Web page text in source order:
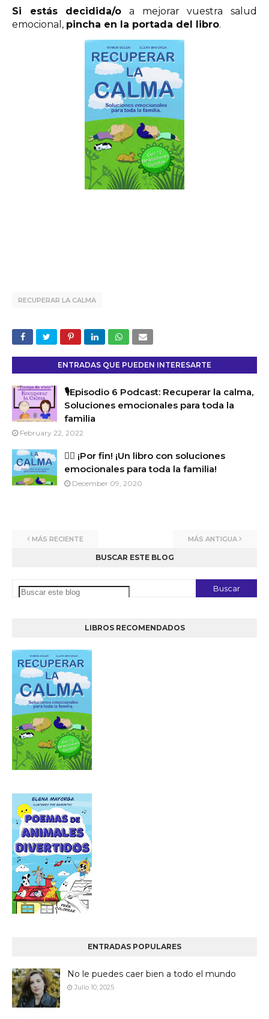
Si estás decidida/o a mejorar vuestra salud
emocional, pincha en la portada del libro.
RECUPERAR LA CALMA
ENTRADAS QUE PUEDEN INTERESARTE
🎙️Episodio 6 Podcast: Recuperar la calma,
Soluciones emocionales para toda la
familia
February 22, 2022
🙋‍♀️ ¡Por fin! ¡Un libro con soluciones
emocionales para toda la familia!
December 09, 2020
MÁS RECIENTE MÁS ANTIGUA
BUSCAR ESTE BLOG
LIBROS RECOMENDADOS
ENTRADAS POPULARES
No le puedes caer bien a todo el mundo
Julio 10, 2025